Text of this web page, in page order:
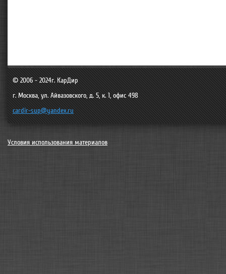
© 2006 - 2024г. КарДир
г. Москва, ул. Айвазовского, д. 5, к. 1, офис 498
cardir-sup@yandex.ru
Условия использования материалов